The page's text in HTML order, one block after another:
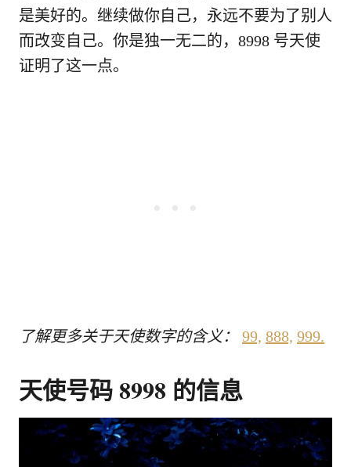
是美好的。继续做你自己，永远不要为了别人
而改变自己。你是独一无二的，8998 号天使
证明了这一点。
了解更多关于天使数字的含义： 99, 888, 999.
天使号码 8998 的信息